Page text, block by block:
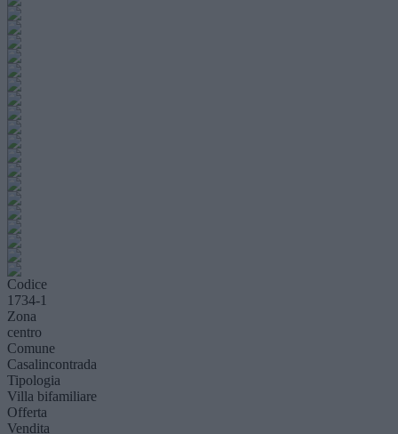
Codice
1734-1
Zona
centro
Comune
Casalincontrada
Tipologia
Villa bifamiliare
Offerta
Vendita